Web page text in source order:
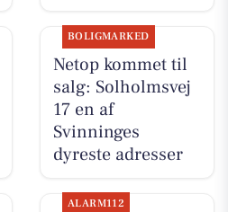
BOLIGMARKED
Netop kommet til
salg: Solholmsvej
17 en af
Svinninges
dyreste adresser
ALARM112